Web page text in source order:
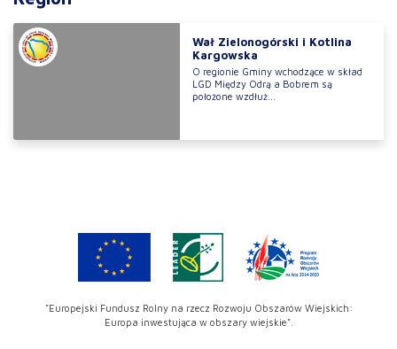
Wał Zielonogórski i Kotlina
Kargowska
O regionie Gminy wchodzące w skład
LGD Między Odrą a Bobrem są
położone wzdłuż...
"Europejski Fundusz Rolny na rzecz Rozwoju Obszarów Wiejskich:
Europa inwestująca w obszary wiejskie".